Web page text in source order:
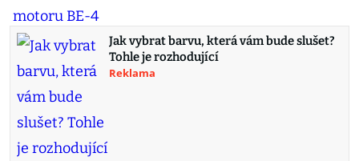
Jak vybrat barvu, která vám bude slušet?
Tohle je rozhodující
Reklama